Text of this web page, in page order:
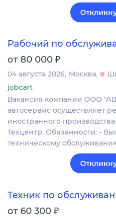
Рабочий по
от 80 000 ₽
04 августа 2026 Москва
jobcart
Вакансия компании ООО
автосервис осуществляет
иностранного
Техцентр. Обязанности: -
техническому
Техник по
от 60 300 ₽